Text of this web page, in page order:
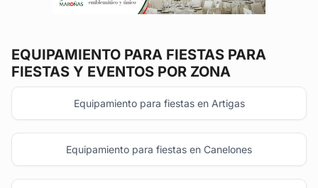
EQUIPAMIENTO PARA FIESTAS PARA
FIESTAS Y EVENTOS POR ZONA
Equipamiento para fiestas en Artigas
Equipamiento para fiestas en Canelones